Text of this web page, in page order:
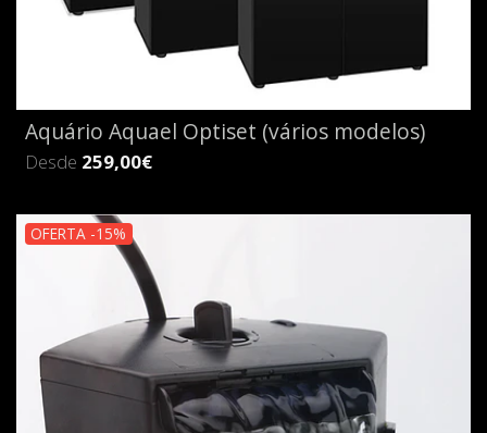
Aquário Aquael Optiset (vários modelos)
Desde 259,00€
OFERTA -15%